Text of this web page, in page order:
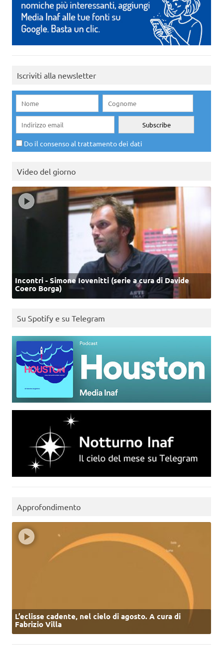
Iscriviti alla newsletter
Do il consenso al trattamento dei dati
Video del giorno
Incontri - Simone Iovenitti (serie a cura di Davide
Coero Borga)
Su Spotify e su Telegram
Approfondimento
L’eclisse cadente, nel cielo di agosto. A cura di
Fabrizio Villa